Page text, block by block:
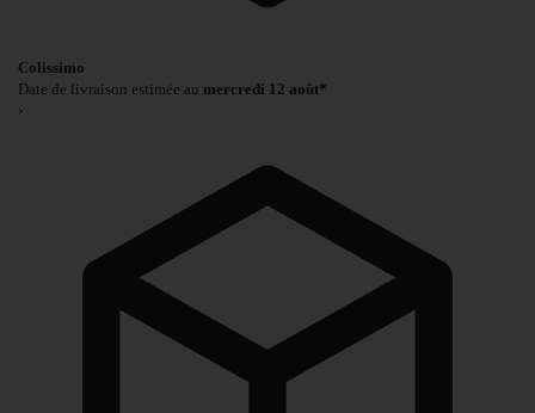
Colissimo
Date de livraison estimée au mercredi 12 août*
›